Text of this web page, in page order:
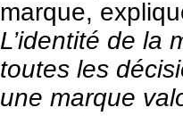
marque,
L’identité de la
toutes les
une marque